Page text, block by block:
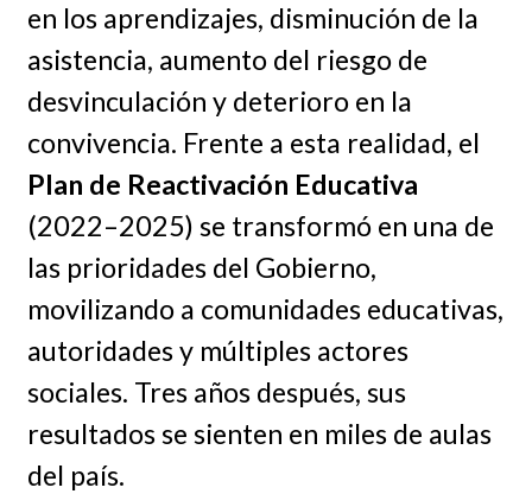
en los aprendizajes, disminución de la
asistencia, aumento del riesgo de
desvinculación y deterioro en la
convivencia. Frente a esta realidad, el
Plan de Reactivación Educativa
(2022–2025) se transformó en una de
las prioridades del Gobierno,
movilizando a comunidades educativas,
autoridades y múltiples actores
sociales. Tres años después, sus
resultados se sienten en miles de aulas
del país.